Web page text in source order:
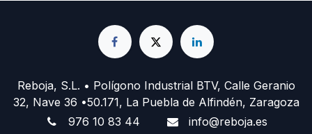
Reboja, S.L. • Polígono Industrial BTV, Calle Geranio
32, Nave 36 •50.171, La Puebla de Alfindén, Zaragoza
976 10 83 44
info@reboja.es